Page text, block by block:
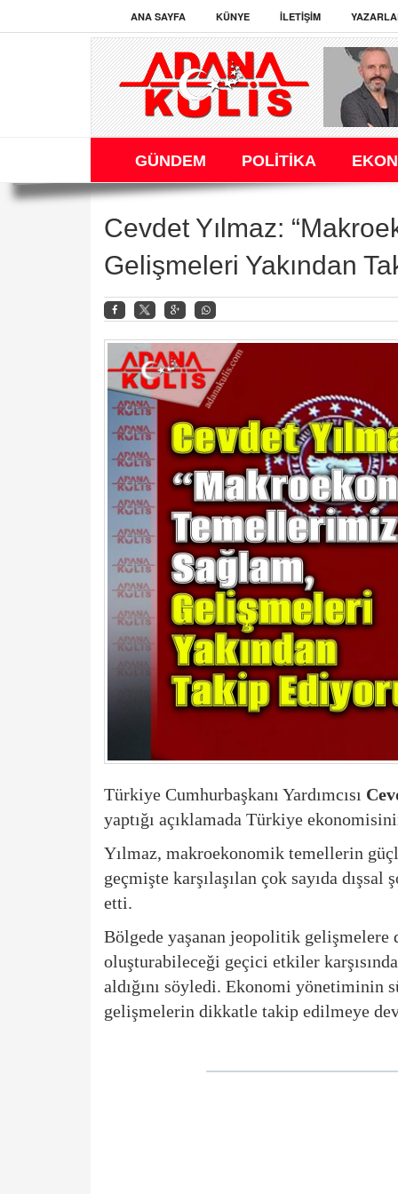
ANA SAYFA KÜNYE İLETIŞIM
GÜNDEM POLİTİKA
Cevdet Yılmaz:
Gelişmeleri Yakından
Türkiye Cumhurbaşkanı Yardımcısı
yaptığı açıklamada Türkiye
Yılmaz, makroekonomik temellerin
geçmişte karşılaşılan çok sayıda dışsal
etti.
Bölgede yaşanan jeopolitik gelişmelere
oluşturabileceği geçici etkiler
aldığını söyledi. Ekonomi yönetiminin
gelişmelerin dikkatle takip edilmeye